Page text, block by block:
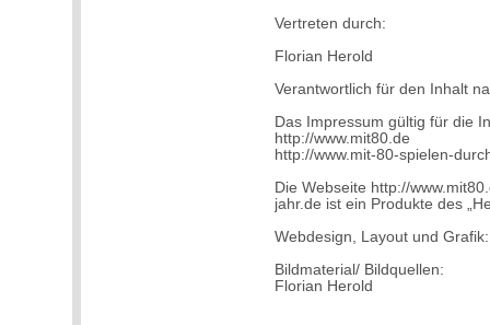
Vertreten durch:
Florian Herold
Verantwortlich für den Inhalt
Das Impressum gültig für die
http://www.mit80.de
http://www.mit-80-spielen-
Die Webseite http://
jahr.de ist ein Produkte des
Webdesign, Layout und
Bildmaterial/ Bildquellen:
Florian Herold